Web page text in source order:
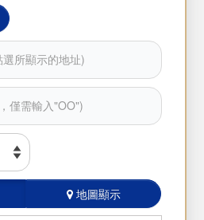
地圖顯示